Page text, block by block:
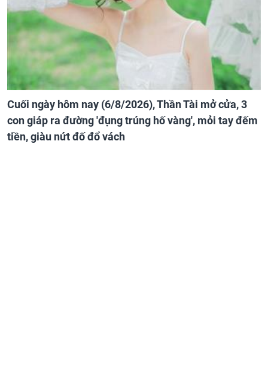
Cuối ngày hôm nay (6/8/2026), Thần Tài mở cửa, 3
con giáp ra đường 'đụng trúng hố vàng', mỏi tay đếm
tiền, giàu nứt đố đổ vách